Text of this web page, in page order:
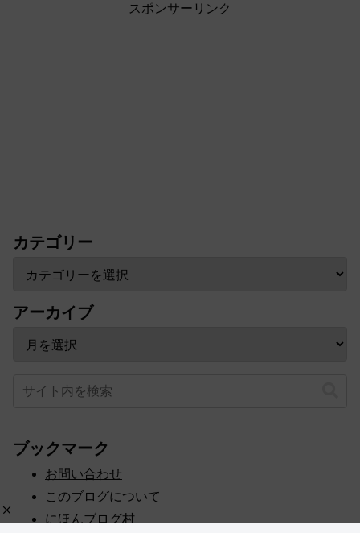
スポンサーリンク
カテゴリー
アーカイブ
ブックマーク
お問い合わせ
このブログについて
にほんブログ村